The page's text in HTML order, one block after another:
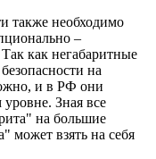
также необходимо
–
как негабаритные
на
и в РФ они
уровне. Зная все
на большие
может взять на себя